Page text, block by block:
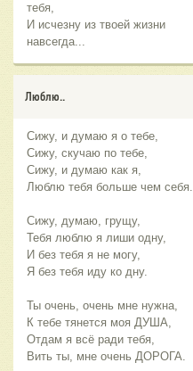
тебя,
И исчезну из твоей жизни
навсегда...
Люблю..
Сижу, и думаю я о тебе,
Сижу, скучаю по тебе,
Сижу, и думаю как я,
Люблю тебя больше чем себя.
Сижу, думаю, грущу,
Тебя люблю я лиши одну,
И без тебя я не могу,
Я без тебя иду ко дну.
Ты очень, очень мне нужна,
К тебе тянется моя ДУША,
Отдам я всё ради тебя,
Вить ты, мне очень ДОРОГА.